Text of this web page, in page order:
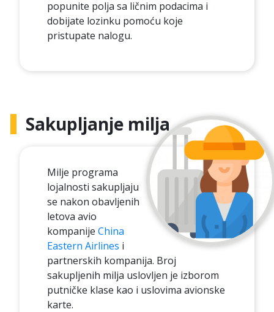
popunite polja sa ličnim podacima i
dobijate lozinku pomoću koje
pristupate nalogu.
Sakupljanje milja
Milje programa
lojalnosti sakupljaju
se nakon obavljenih
letova avio
kompanije China
Eastern Airlines i
partnerskih kompanija. Broj
sakupljenih milja uslovljen je izborom
putničke klase kao i uslovima avionske
karte.